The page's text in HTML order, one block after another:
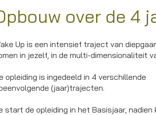
over de 4
Up is een intensief traject van
in jezelf, in de multi-dimensionaliteit
opleiding is ingedeeld in 4 verschillende
(jaar)trajecten.
start de opleiding in het Basisjaar, nadien